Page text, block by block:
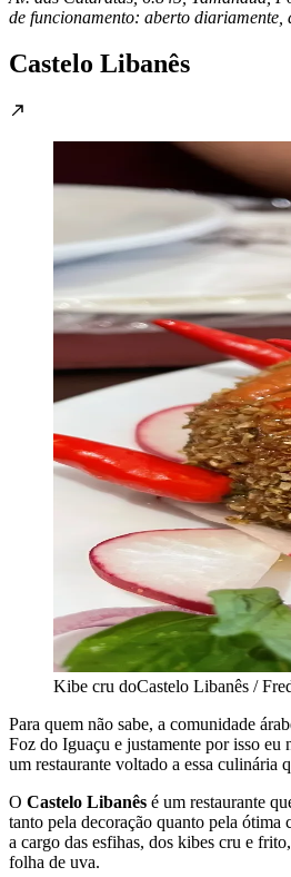
de funcionamento: aberto diariamente,
Castelo Libanês
Kibe cru doCastelo Libanês /
Para quem não sabe, a comunidade
Foz do Iguaçu e justamente por isso eu
um restaurante voltado a essa culinária
O Castelo Libanês é um restaurante
tanto pela decoração quanto pela ótima
a cargo das esfihas, dos kibes cru e
folha de uva.